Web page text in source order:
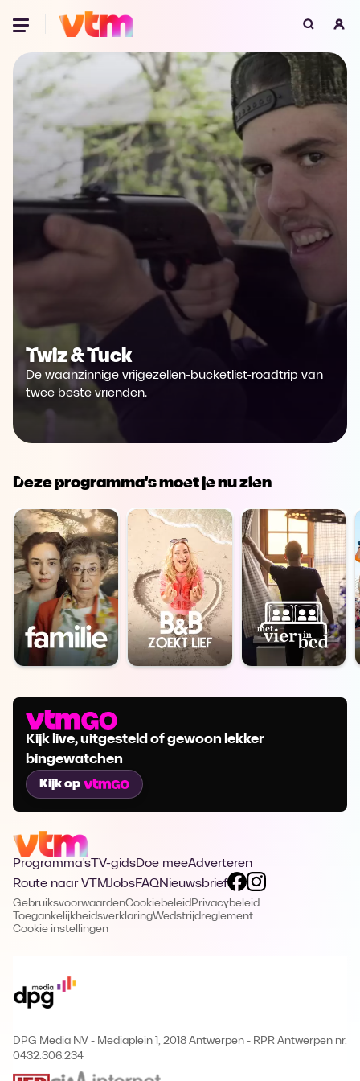
Voor je onze programma's gaat ontdekken,
best je browser updaten of hieronder één
van de ondersteunde browsers
downloaden.
Google Chrome Download
Firefox Download
Download
Microsoft Edge
Opera Download
Twiz & Tuck
De waanzinnige vrijgezellen-bucketlist-roadtrip van
twee beste vrienden.
Deze programma's moet je nu zien
Kijk live, uitgesteld of gewoon lekker
bingewatchen
Kijk op
Programma'sTV-gidsDoe meeAdverteren
Route naar VTMJobsFAQNieuwsbrief
GebruiksvoorwaardenCookiebeleid Privacybeleid
ToegankelijkheidsverklaringWedstrijdreglement
Cookie instellingen
DPG Media NV - Mediaplein 1, 2018 Antwerpen - RPR Antwerpen nr.
0432.306.234